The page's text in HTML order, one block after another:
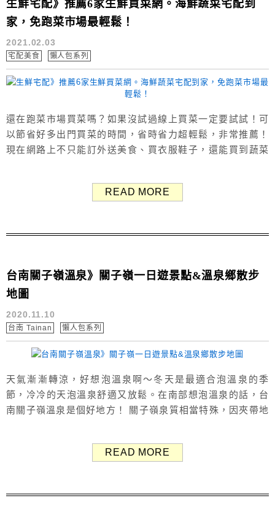
生鮮宅配》推薦6家生鮮買菜網。海鮮蔬菜宅配到
家，免跑菜市場最輕鬆！
2021.02.03
宅配美食 懶人包系列
還在跑菜市場買菜嗎？如果沒試過線上買菜一定要試試！可
以節省好多出門買菜的時間，省時省力超輕鬆，非常推薦！
現在網路上不只能訂外送美食、買衣服鞋子，還能買到蔬菜
度100%。 平日裡將食材冰在冰箱冷藏或冷凍庫內，需要時
READ MORE
台南關子嶺溫泉》關子嶺一日遊景點&溫泉鄉散步
地圖
2020.11.10
台南 Tainan 懶人包系列
天氣漸漸轉涼，好想泡溫泉啊～冬天是最適合泡溫泉的季
節，冷冷的天泡溫泉舒適又放鬆。在南部想泡溫泉的話，台
南關子嶺溫泉是個好地方！ 關子嶺泉質相當特殊，因夾帶地
75℃左右，傳言對消除疲勞、美容、胃腸慢性病、風濕關節
READ MORE